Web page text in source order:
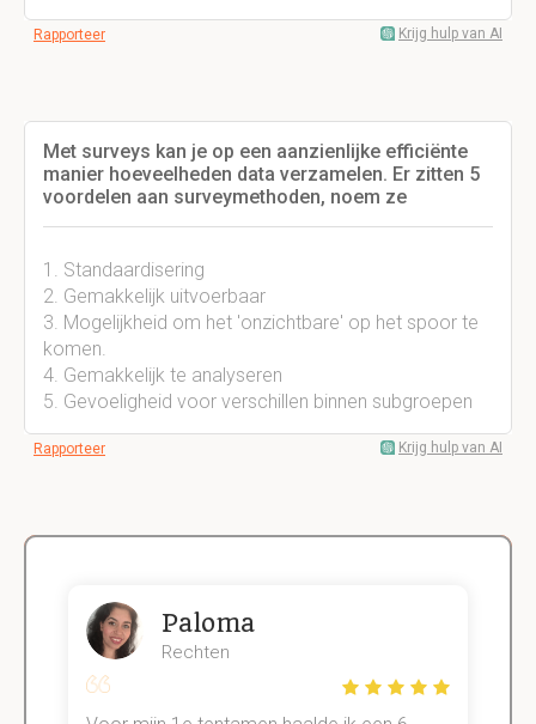
Rapporteer Krijg hulp van AI
Met surveys kan je op een aanzienlijke efficiënte
manier hoeveelheden data verzamelen. Er zitten 5
voordelen aan surveymethoden, noem ze
1. Standaardisering
2. Gemakkelijk uitvoerbaar
3. Mogelijkheid om het 'onzichtbare' op het spoor te
komen.
4. Gemakkelijk te analyseren
5. Gevoeligheid voor verschillen binnen subgroepen
Rapporteer Krijg hulp van AI
Paloma
Rechten